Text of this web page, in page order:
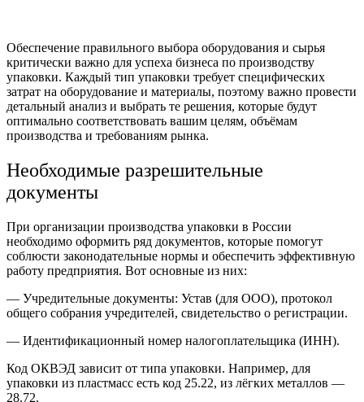
Обеспечение правильного выбора оборудования и сырья
критически важно для успеха бизнеса по производству
упаковки. Каждый тип упаковки требует специфических
затрат на оборудование и материалы, поэтому важно провести
детальный анализ и выбрать те решения, которые будут
оптимально соответствовать вашим целям, объёмам
производства и требованиям рынка.
Необходимые разрешительные
документы
При организации производства упаковки в России
необходимо оформить ряд документов, которые помогут
соблюсти законодательные нормы и обеспечить эффективную
работу предприятия. Вот основные из них:
— Учредительные документы: Устав (для ООО), протокол
общего собрания учредителей, свидетельство о регистрации.
— Идентификационный номер налогоплательщика (ИНН).
Код ОКВЭД зависит от типа упаковки. Например, для
упаковки из пластмасс есть код 25.22, из лёгких металлов —
28.72.